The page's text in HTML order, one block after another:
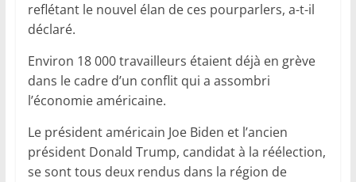
reflétant le nouvel élan de ces pourparlers, a-t-il
déclaré.
Environ 18 000 travailleurs étaient déjà en grève
dans le cadre d’un conflit qui a assombri
l’économie américaine.
Le président américain Joe Biden et l’ancien
président Donald Trump, candidat à la réélection,
se sont tous deux rendus dans la région de